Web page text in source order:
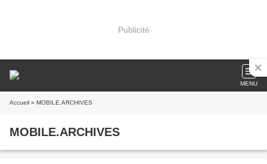
Publicité
MENU
Accueil » MOBILE.ARCHIVES
MOBILE.ARCHIVES